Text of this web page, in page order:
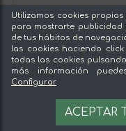
Utilizamos cookies
para mostrarte
de tus hábitos de
las cookies haciendo click
todas las cookies
más información
Configurar
ACEPTAR